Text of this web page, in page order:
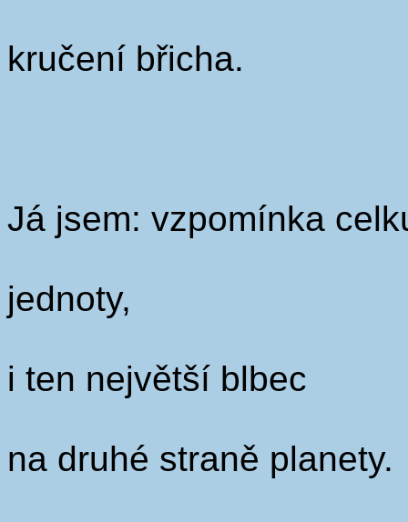
kručení břicha.
Já jsem: vzpomínka
jednoty,
i ten největší blbec
na druhé straně planety.